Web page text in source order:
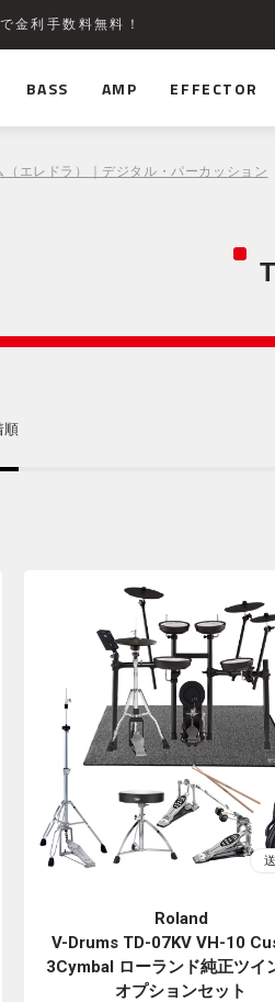
金利手数料無料！
BASS AMP EFFECTOR
（エレドラ）｜デジタル・パーカッション
順
Roland
V-Drums TD-07KV VH-10
3Cymbal ローランド純正ツイ
オプションセット